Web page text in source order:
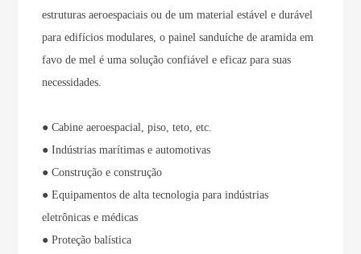
estruturas aeroespaciais ou de um material estável e durável
para edifícios modulares, o painel sanduíche de aramida em
favo de mel é uma solução confiável e eficaz para suas
necessidades.
● Cabine aeroespacial, piso, teto, etc.
● Indústrias marítimas e automotivas
● Construção e construção
● Equipamentos de alta tecnologia para indústrias
eletrônicas e médicas
● Proteção balística